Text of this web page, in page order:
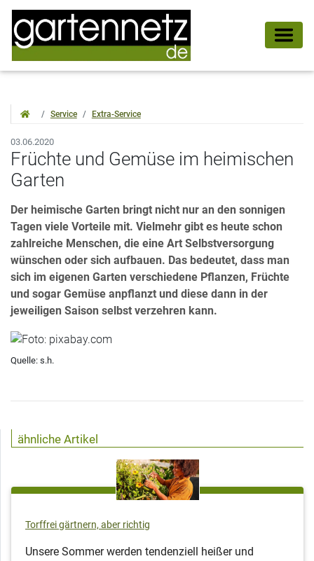
Service Extra-Service
03.06.2020
Früchte und Gemüse im heimischen
Garten
Der heimische Garten bringt nicht nur an den sonnigen
Tagen viele Vorteile mit. Vielmehr gibt es heute schon
zahlreiche Menschen, die eine Art Selbstversorgung
wünschen oder sich aufbauen. Das bedeutet, dass man
sich im eigenen Garten verschiedene Pflanzen, Früchte
und sogar Gemüse anpflanzt und diese dann in der
jeweiligen Saison selbst verzehren kann.
Quelle: s.h.
ähnliche Artikel
Torffrei gärtnern, aber richtig
Unsere Sommer werden tendenziell heißer und